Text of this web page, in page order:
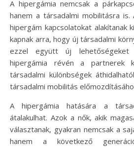
A hipergámia nemcsak a
hanem a társadalmi mobilitásra is.
hipergám kapcsolatokat alakítanak
kapnak arra, hogy új társadalmi
ezzel együtt új lehetőségeket
hipergámia révén a partnerek
társadalmi különbségek
társadalmi mobilitás
A hipergámia hatására a
átalakulhat. Azok a nők, akik
választanak, gyakran nemcsak a
hanem a következő